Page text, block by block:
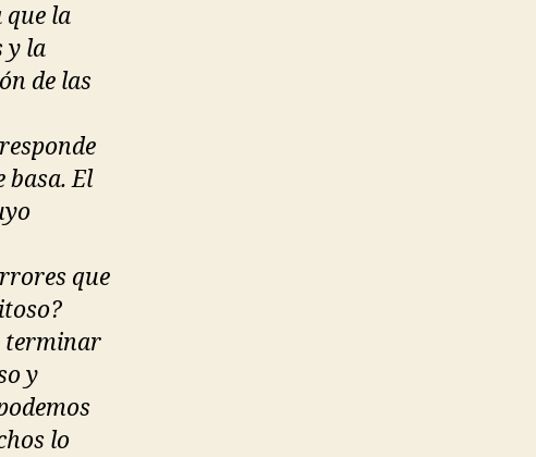
que la
y la
de las
basa. El
que
terminar
y
lo